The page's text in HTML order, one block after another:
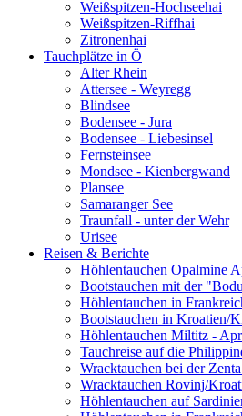
Weißspitzen-Hochseehai
Weißspitzen-Riffhai
Zitronenhai
Tauchplätze in Ö
Alter Rhein
Attersee - Weyregg
Blindsee
Bodensee - Jura
Bodensee - Liebesinsel
Fernsteinsee
Mondsee - Kienbergwand
Plansee
Samaranger See
Traunfall - unter der Wehr
Urisee
Reisen & Berichte
Höhlentauchen Opalmine
Bootstauchen mit der
Höhlentauchen in
Bootstauchen in Kroatien/
Höhlentauchen Miltitz -
Tauchreise auf die
Wracktauchen bei der
Wracktauchen Rovinj/
Höhlentauchen auf